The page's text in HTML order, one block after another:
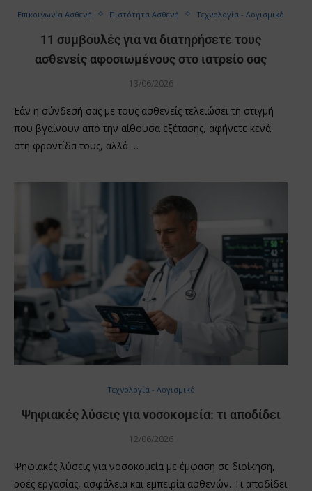
Επικοινωνία Ασθενή Πιστότητα Ασθενή Τεχνολογία - Λογισμικό
11 συμβουλές για να διατηρήσετε τους
ασθενείς αφοσιωμένους στο ιατρείο σας
13/06/2026
Εάν η σύνδεσή σας με τους ασθενείς τελειώσει τη στιγμή
που βγαίνουν από την αίθουσα εξέτασης, αφήνετε κενά
στη φροντίδα τους, αλλά …
Τεχνολογία - Λογισμικό
Ψηφιακές λύσεις για νοσοκομεία: τι αποδίδει
12/06/2026
Ψηφιακές λύσεις για νοσοκομεία με έμφαση σε διοίκηση,
ροές εργασίας, ασφάλεια και εμπειρία ασθενών. Τι αποδίδει